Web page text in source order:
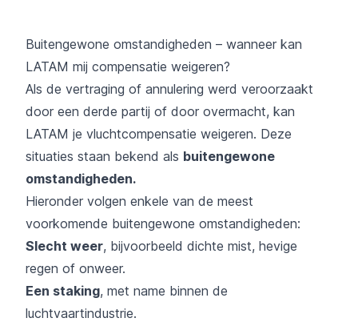
Buitengewone omstandigheden – wanneer kan
LATAM mij compensatie weigeren?
Als de vertraging of annulering werd veroorzaakt
door een derde partij of door overmacht, kan
LATAM je vluchtcompensatie weigeren. Deze
situaties staan bekend als buitengewone
omstandigheden.
Hieronder volgen enkele van de meest
voorkomende buitengewone omstandigheden:
Slecht weer, bijvoorbeeld dichte mist, hevige
regen of onweer.
Een staking, met name binnen de
luchtvaartindustrie.